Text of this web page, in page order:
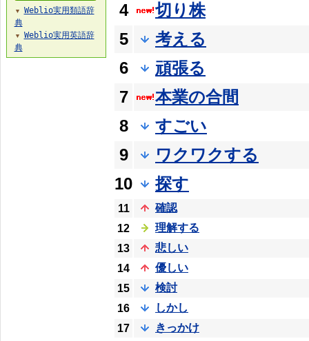
4
切り株
5
考える
6
頑張る
7
本業の合間
8
すごい
9
ワクワクする
10
探す
11
確認
12
理解する
13
悲しい
14
優しい
15
検討
16
しかし
17
きっかけ
▼
Weblio実用類語辞
典
▼
Weblio実用英語辞
典